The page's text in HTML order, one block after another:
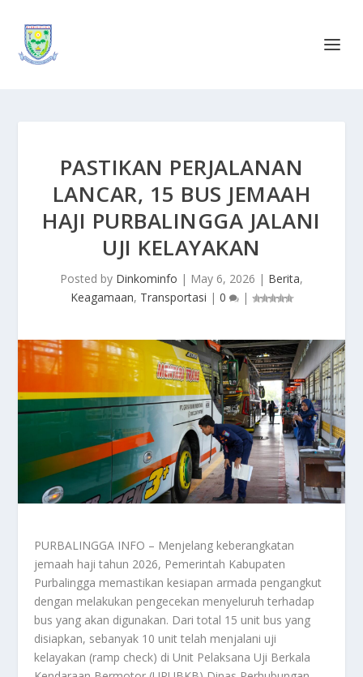
PASTIKAN PERJALANAN
LANCAR, 15 BUS JEMAAH
HAJI PURBALINGGA JALANI
UJI KELAYAKAN
Posted by Dinkominfo | May 6, 2026 | Berita,
Keagamaan, Transportasi | 0 |
PURBALINGGA INFO – Menjelang keberangkatan
jemaah haji tahun 2026, Pemerintah Kabupaten
Purbalingga memastikan kesiapan armada pengangkut
dengan melakukan pengecekan menyeluruh terhadap
bus yang akan digunakan. Dari total 15 unit bus yang
disiapkan, sebanyak 10 unit telah menjalani uji
kelayakan (ramp check) di Unit Pelaksana Uji Berkala